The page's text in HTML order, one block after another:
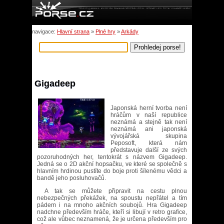
navigace: Hlavní strana » Plné hry »Arkády
Gigadeep
Japonská herní tvorba není
hráčům v naší republice
neznámá a stejně tak není
neznámá ani japonská
vývojářská skupina
Peposoft, která nám
představuje další ze svých
pozoruhodných her, tentokrát s názvem Gigadeep.
Jedná se o 2D akční hopsačku, ve které se společně s
hlavním hrdinou pustíte do boje proti šílenému vědci a
bandě jeho posluhovačů.
A tak se můžete připravit na cestu plnou
nebezpečných překážek, na spoustu nepřátel a tím
pádem i na mnoho akčních soubojů. Hra Gigadeep
nadchne především hráče, kteří si libují v retro grafice,
což ale vůbec neznamená, že je určena především pro